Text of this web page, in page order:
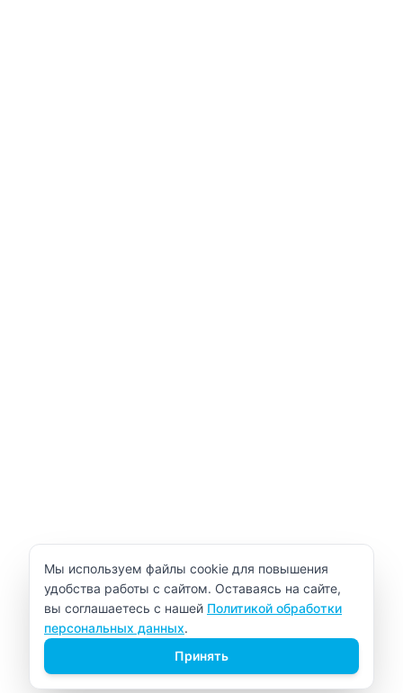
Уведомление об использовании cookie
Мы используем файлы cookie для повышения
удобства работы с сайтом. Оставаясь на сайте,
вы соглашаетесь с нашей Политикой обработки
персональных данных.
Принять